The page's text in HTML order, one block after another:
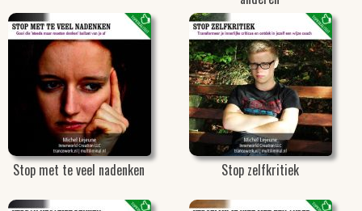
Stop met te veel nadenken Stop zelfkritiek